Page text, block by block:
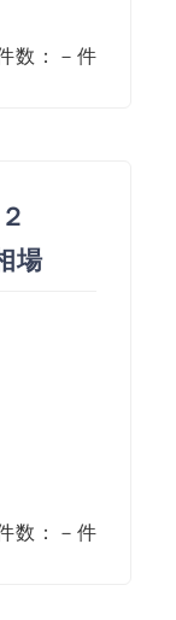
数：－件
場
数：－件